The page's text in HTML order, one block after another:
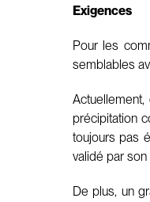
Exigences
Pour les
semblables
précipitation
toujours pas
validé par
De plus, un